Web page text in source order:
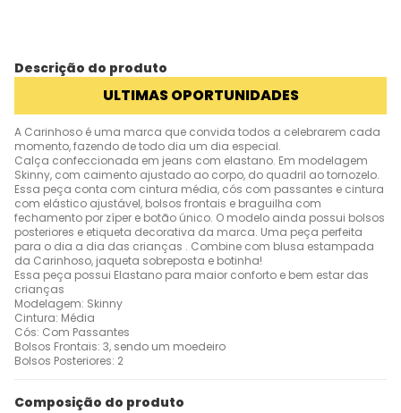
Descrição do produto
ULTIMAS OPORTUNIDADES
A Carinhoso é uma marca que convida todos a celebrarem cada
momento, fazendo de todo dia um dia especial.
Calça confeccionada em jeans com elastano. Em modelagem
Skinny, com caimento ajustado ao corpo, do quadril ao tornozelo.
Essa peça conta com cintura média, cós com passantes e cintura
com elástico ajustável, bolsos frontais e braguilha com
fechamento por zíper e botão único. O modelo ainda possui bolsos
posteriores e etiqueta decorativa da marca. Uma peça perfeita
para o dia a dia das crianças . Combine com blusa estampada
da Carinhoso, jaqueta sobreposta e botinha!
Essa peça possui Elastano para maior conforto e bem estar das
crianças
Modelagem: Skinny
Cintura: Média
Cós: Com Passantes
Bolsos Frontais: 3, sendo um moedeiro
Bolsos Posteriores: 2
Composição do produto